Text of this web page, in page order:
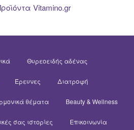
Vitamino.gr
Θυρεοειδής αδένας
Έρευνες Διατροφή
θέματα Beauty & Wellness
σας ιστορίες Επικοινωνία